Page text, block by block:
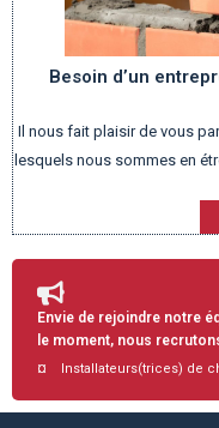
Besoin d’un
Il nous fait plaisir de vous
lesquels nous sommes en
Envie de rejoindre notre
le moment, nous
¤ Installateurs(trices) de